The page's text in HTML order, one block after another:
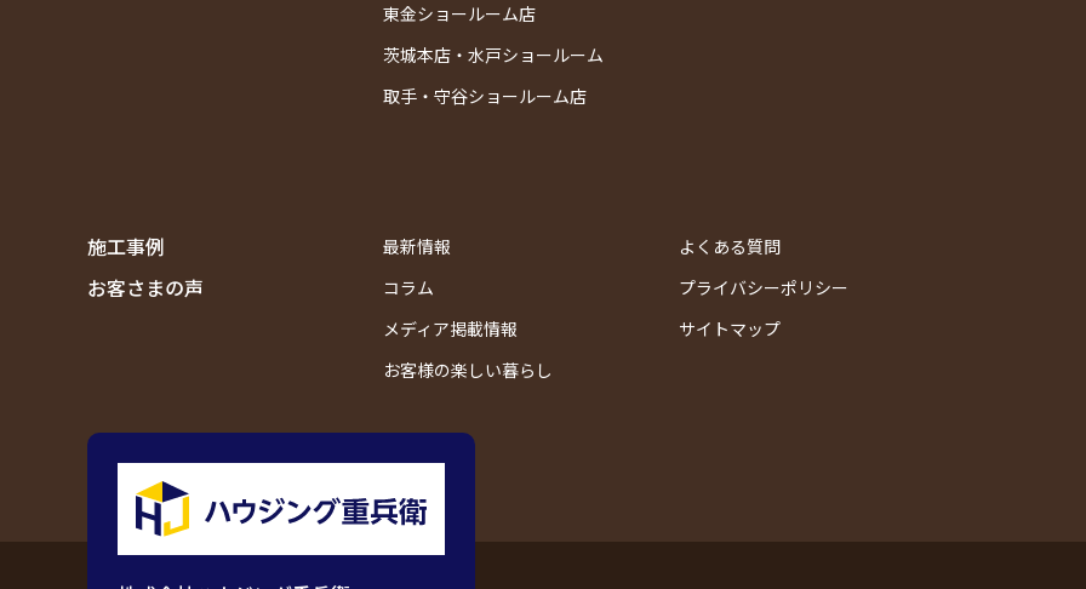
東金ショールーム店
茨城本店・水戸ショールーム
取手・守谷ショールーム店
施工事例
お客さまの声
最新情報
コラム
メディア掲載情報
お客様の楽しい暮らし
よくある質問
プライバシーポリシー
サイトマップ